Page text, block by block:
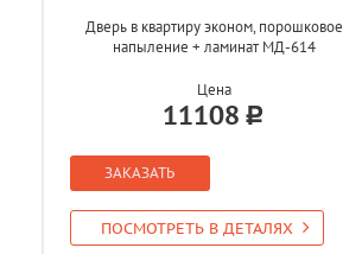
Дверь в квартиру эконом, порошковое
напыление + ламинат МД-614
Цена
11108
ЗАКАЗАТЬ
ПОСМОТРЕТЬ В ДЕТАЛЯХ